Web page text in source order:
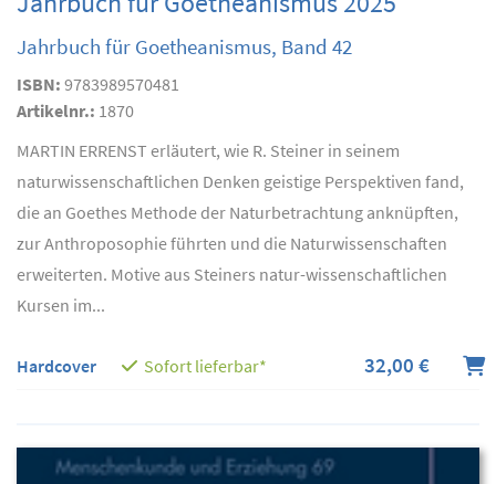
Jahrbuch für Goetheanismus, Band 42
ISBN: 9783989570481
Artikelnr.: 1870
MARTIN ERRENST erläutert, wie R. Steiner in seinem
naturwissenschaftlichen Denken geistige Perspektiven fand,
die an Goethes Methode der Naturbetrachtung anknüpften,
zur Anthroposophie führten und die Naturwissenschaften
erweiterten. Motive aus Steiners natur-wissenschaftlichen
Kursen im...
Hardcover Sofort lieferbar* 32,00 €